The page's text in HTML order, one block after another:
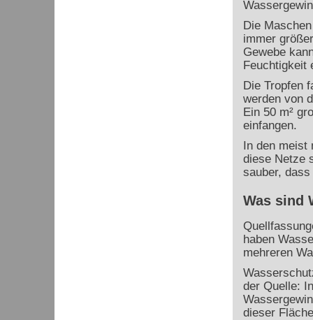
Die
immer
Gewebe
Feuchtigkeit
Die Tropfen
werden von
Ein 50 m²
einfangen.
In den meist
diese Netze
sauber,
Was sind
haben
mehreren
der Quelle:
dieser